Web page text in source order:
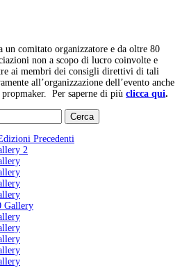
un comitato organizzatore e da oltre 80
non a scopo di lucro coinvolte e
ai membri dei consigli direttivi di tali
all’organizzazione dell’evento anche
Per saperne di più clicca qui.
Precedenti
2
Gallery